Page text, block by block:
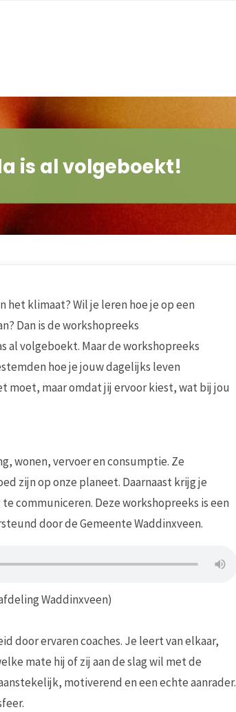
is al volgeboekt!
het klimaat? Wil je leren hoe je op een
Dan is de workshopreeks
al volgeboekt. Maar de workshopreeks
hoe je jouw dagelijks leven
moet, maar omdat jij ervoor kiest, wat bij jou
wonen, vervoer en consumptie. Ze
zijn op onze planeet. Daarnaast krijg je
communiceren. Deze workshopreeks is een
door de Gemeente Waddinxveen.
Waddinxveen)
door ervaren coaches. Je leert van elkaar,
mate hij of zij aan de slag wil met de
motiverend en een echte aanrader.